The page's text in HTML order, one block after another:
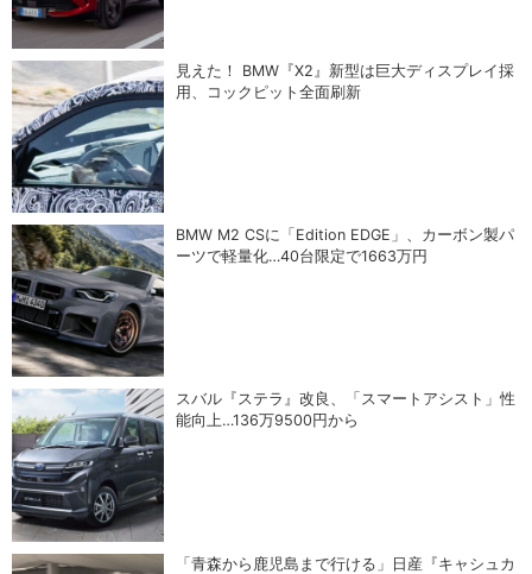
見えた！ BMW『X2』新型は巨大ディスプレイ採
用、コックピット全面刷新
BMW M2 CSに「Edition EDGE」、カーボン製パ
ーツで軽量化…40台限定で1663万円
スバル『ステラ』改良、「スマートアシスト」性
能向上…136万9500円から
「青森から鹿児島まで行ける」日産『キャシュカ